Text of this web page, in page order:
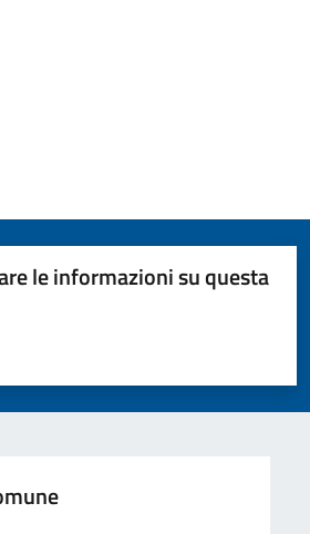
le informazioni su questa
5 stelle su 5
su 5
su 5
5